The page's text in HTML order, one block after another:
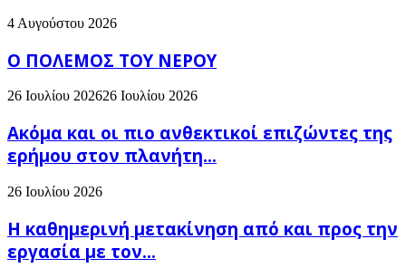
4 Αυγούστου 2026
Ο ΠΟΛΕΜΟΣ ΤΟΥ ΝΕΡΟΥ
26 Ιουλίου 202626 Ιουλίου 2026
Ακόμα και οι πιο ανθεκτικοί επιζώντες της
ερήμου στον πλανήτη...
26 Ιουλίου 2026
H καθημερινή μετακίνηση από και προς την
εργασία με τον...